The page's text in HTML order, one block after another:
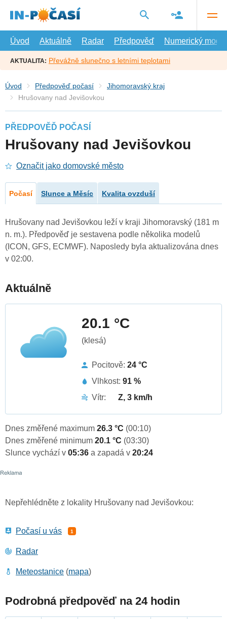
hlavní
Úvod
Aktuálně Radar Předpověď Numerický model
AKTUALITA: Převážně slunečno s letními teplotami
Úvod Předpověď počasí
Jihomoravský kraj
Hrušovany nad Jevišovkou
PŘEDPOVĚĎ POČASÍ
Hrušovany nad Jevišovkou
Označit jako domovské město
Počasí Slunce a Měsíc Kvalita ovzduší
Hrušovany nad Jevišovkou leží v kraji Jihomoravský (181 m
n. m.). Předpověď je sestavena podle několika modelů
(ICON, GFS, ECMWF). Naposledy byla aktualizována dnes
v 02:00.
Aktuálně
20.1 °C
(klesá)
Pocitově: 24 °C
Vlhkost: 91 %
Vítr:
Z, 3 km/h
Dnes změřené maximum 26.3 °C (00:10)
Dnes změřené minimum 20.1 °C (03:30)
Slunce vychází v 05:36 a zapadá v 20:24
Nepřehlédněte z lokality Hrušovany nad Jevišovkou:
Počasí u vás 1
Radar
Meteostanice (mapa)
Podrobná předpověď na 24 hodin